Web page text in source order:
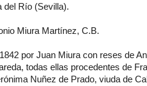
del Río (Sevilla).
Miura Martínez, C.B.
por Juan Miura con reses de
todas ellas procedentes de
Nuñez de Prado, viuda de